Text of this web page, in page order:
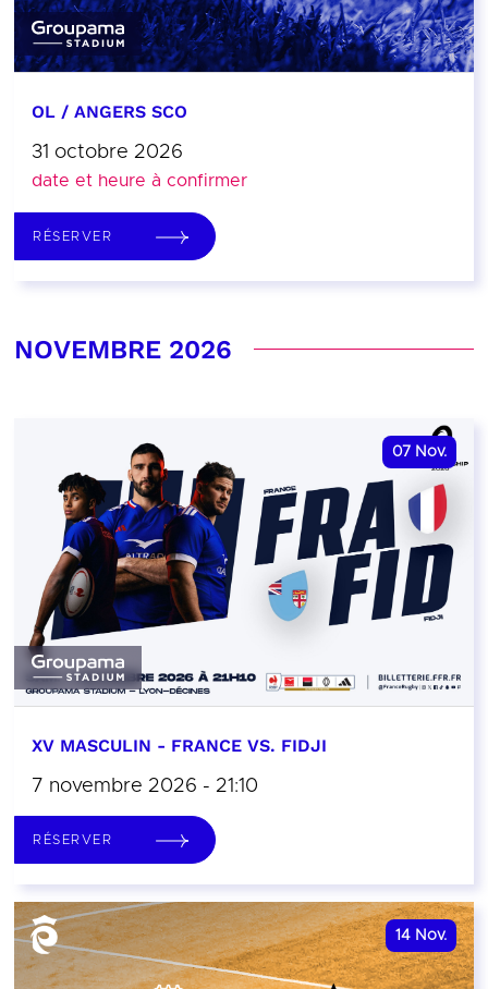
OL / ANGERS SCO
31 octobre 2026
date et heure à confirmer
RÉSERVER
NOVEMBRE 2026
07 Nov.
XV MASCULIN - FRANCE VS. FIDJI
7 novembre 2026 - 21:10
RÉSERVER
14 Nov.